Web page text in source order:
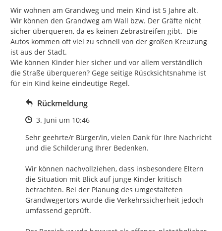
Wir wohnen am Grandweg und mein Kind ist 5 Jahre alt.
Wir können den Grandweg am Wall bzw. Der Gräfte nicht
sicher überqueren, da es keinen Zebrastreifen gibt.  Die
Autos kommen oft viel zu schnell von der großen Kreuzung
ist aus der Stadt.
Wie können Kinder hier sicher und vor allem verständlich
die Straße überqueren? Gege seitige Rüscksichtsnahme ist
für ein Kind keine eindeutige Regel.
Rückmeldung
Zeitpunkt des Erstellens
3. Juni um 10:46
Sehr geehrte/r Bürger/in, vielen Dank für Ihre Nachricht
und die Schilderung Ihrer Bedenken.
Wir können nachvollziehen, dass insbesondere Eltern
die Situation mit Blick auf junge Kinder kritisch
betrachten. Bei der Planung des umgestalteten
Grandwegertors wurde die Verkehrssicherheit jedoch
umfassend geprüft.